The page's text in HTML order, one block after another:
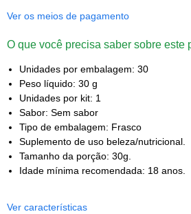
Ver os meios de pagamento
O que você precisa saber sobre este
Unidades por embalagem: 30
Peso líquido: 30 g
Unidades por kit: 1
Sabor: Sem sabor
Tipo de embalagem: Frasco
Suplemento de uso beleza/nutricional.
Tamanho da porção: 30g.
Idade mínima recomendada: 18 anos.
Ver características